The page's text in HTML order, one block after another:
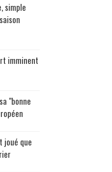
simple
imminent
"bonne
joué que